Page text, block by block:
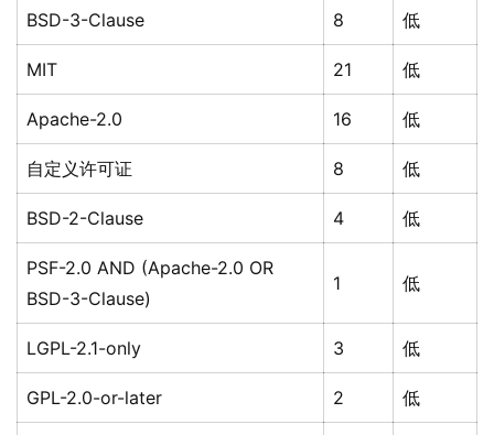
BSD-3-Clause 8 低
MIT 21 低
Apache-2.0 16 低
自定义许可证 8 低
BSD-2-Clause 4 低
PSF-2.0 AND (Apache-2.0 OR
BSD-3-Clause)
1 低
LGPL-2.1-only 3 低
GPL-2.0-or-later 2 低